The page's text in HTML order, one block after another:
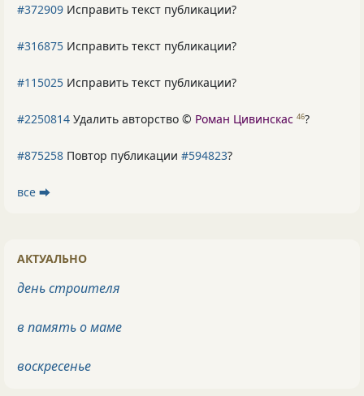
#372909 Исправить текст публикации?
#316875 Исправить текст публикации?
#115025 Исправить текст публикации?
#2250814 Удалить авторство © Роман Цивинскас 46?
#875258 Повтор публикации #594823?
все ⮕
АКТУАЛЬНО
день строителя
в память о маме
воскресенье